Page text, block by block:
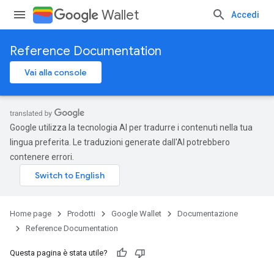
Wallet Accedi
Reference Documentation
Vai alla console
Google utilizza la tecnologia AI per tradurre i contenuti nella tua
lingua preferita. Le traduzioni generate dall'AI potrebbero
contenere errori.
Home page Prodotti Google Wallet
Documentazione
Reference Documentation
Questa pagina è stata utile?